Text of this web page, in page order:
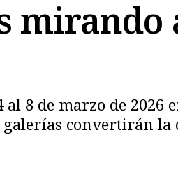
8 de marzo de 2026
convertirán la